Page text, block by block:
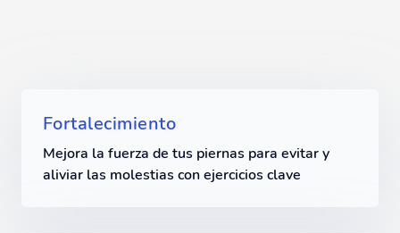
Fortalecimiento
Mejora la fuerza de tus piernas para evitar y
aliviar las molestias con ejercicios clave